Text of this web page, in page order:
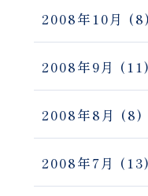
2008年10月 (8)
2008年9月 (11)
2008年8月 (8)
2008年7月 (13)